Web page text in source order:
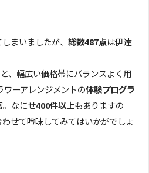
まいましたが、 総数487点は伊達
、幅広い価格帯にバランスよく用
ーアレンジメントの体験プログラ
。なにせ400件以上もありますの
せて吟味してみてはいかがでしょ